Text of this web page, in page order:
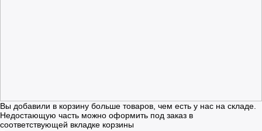
Вы добавили в корзину больше товаров, чем есть у нас на складе.
Недостающую часть можно оформить под заказ в
соответствующей вкладке корзины